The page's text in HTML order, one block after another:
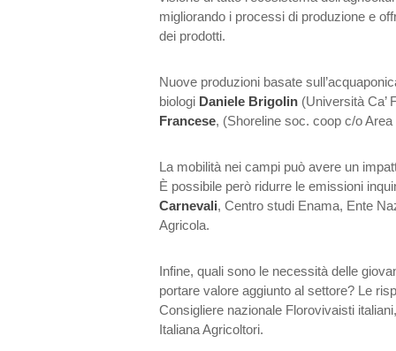
migliorando i processi di produzione e
dei prodotti.
Nuove produzioni basate
biologi Daniele Brigolin (Università Ca’
Francese, (Shoreline soc. coop c/o Area
La mobilità nei campi può avere un
È possibile però ridurre le emissioni
Carnevali, Centro studi Enama, Ente
Agricola.
Infine, quali sono le necessità delle
portare valore aggiunto al settore? Le
Consigliere nazionale Florovivaisti
Italiana Agricoltori.